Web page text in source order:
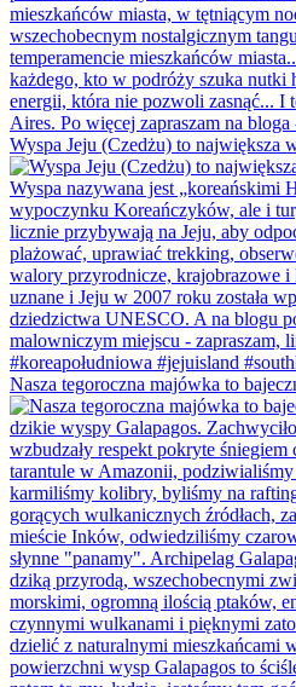
Wyspa Jeju (Czedżu) to największa
Nasza tegoroczna majówka to